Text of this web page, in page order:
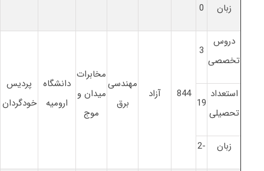
زبان 0
دروس
تخصصی
3
844 آزاد
مهندسی
برق
مخابرات
میدان و
موج
دانشگاه
ارومیه
پردیس
خودگردان
استعداد
تحصیلی
19
زبان -2